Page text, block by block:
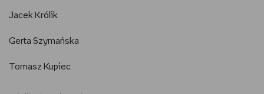
Jacek Królik
Gerta Szymańska
Tomasz Kupiec